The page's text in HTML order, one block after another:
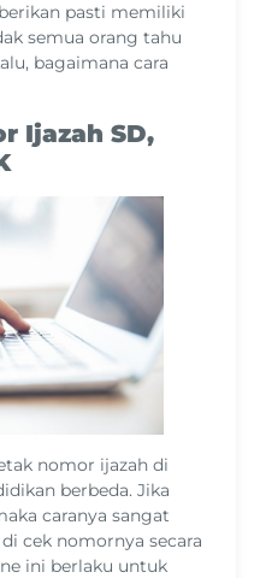
pasti memiliki
semua orang tahu
bagaimana cara
Ijazah SD,
nomor ijazah di
berbeda. Jika
caranya sangat
cek nomornya secara
ini berlaku untuk